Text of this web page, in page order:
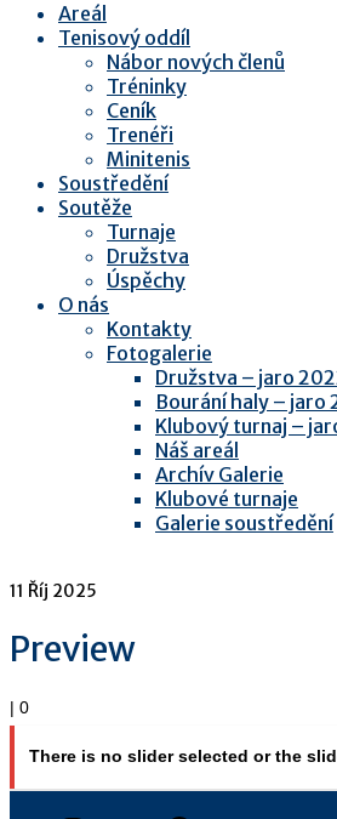
Areál
Tenisový oddíl
Nábor nových členů
Tréninky
Ceník
Trenéři
Minitenis
Soustředění
Soutěže
Turnaje
Družstva
Úspěchy
O nás
Kontakty
Fotogalerie
Družstva – jaro
Bourání haly – jaro
Klubový turnaj –
Náš areál
Archív Galerie
Klubové turnaje
Galerie soustředění
11 Říj 2025
Preview
| 0
There is no slider selected or the